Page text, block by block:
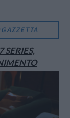
SERIES,